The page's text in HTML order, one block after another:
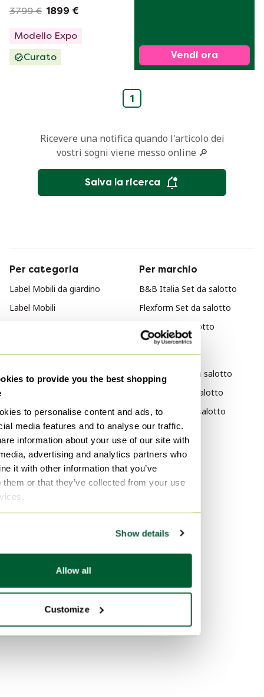
to provide you the best shopping
to personalise content and ads, to
media features and to analyse our traffic.
information about your use of our site with
advertising and analytics partners who
it with other information that you’ve
them or that they’ve collected from your use
Show details
Allow all
Customize
Loungeset
3799 € 1899 €
Modello Expo
Curato
Vendi ora
1
Ricevere una notifica quando l'articolo dei
vostri sogni viene messo online 🔎
Salva la ricerca
Per categoria
Label Mobili da giardino
Label Mobili
Per marchio
B&B Italia Set da salotto
Flexform Set da salotto
EMU Set da salotto
Per stile
Moderno Set da salotto
Design Set da salotto
Vintage Set da salotto
Per materiale
Metallo Set da salotto
Fibra di vetro Set da salotto
Pelle Set da salotto